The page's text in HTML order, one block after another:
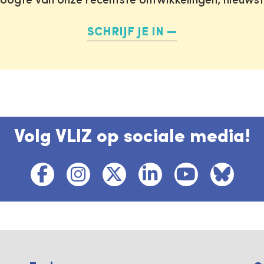
SCHRIJF JE IN
Volg VLIZ op sociale media!